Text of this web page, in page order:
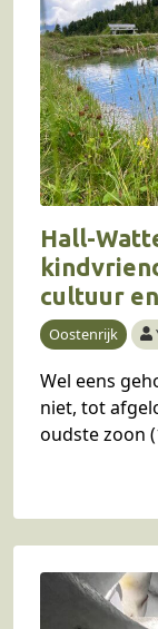
Hall-
cultuur
Oostenrijk
Wel eens
niet, tot
oudste zoon